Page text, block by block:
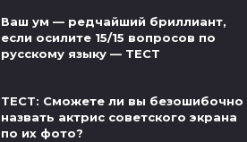
Ваш ум — редчайший бриллиант,
если осилите 15/15 вопросов по
русскому языку — ТЕСТ
ТЕСТ: Сможете ли вы безошибочно
назвать актрис советского экрана
по их фото?